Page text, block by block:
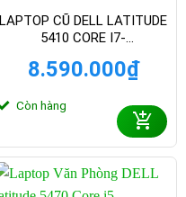
LAPTOP CŨ DELL LATITUDE
5410 CORE I7-
256GB – FHD 14 INCH
8.590.000₫
Còn hàng